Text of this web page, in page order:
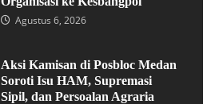
Agustus 6, 2026
Aksi Kamisan di Posbloc Medan
Soroti Isu HAM, Supremasi
Sipil, dan Persoalan Agraria